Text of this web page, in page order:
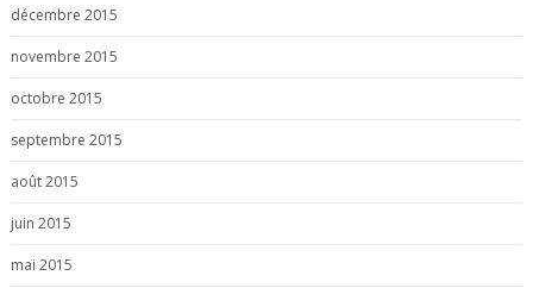
décembre 2015
novembre 2015
octobre 2015
septembre 2015
août 2015
juin 2015
mai 2015